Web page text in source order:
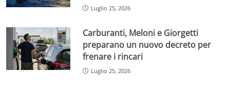
Luglio 25, 2026
Carburanti, Meloni e Giorgetti
preparano un nuovo decreto per
frenare i rincari
Luglio 25, 2026